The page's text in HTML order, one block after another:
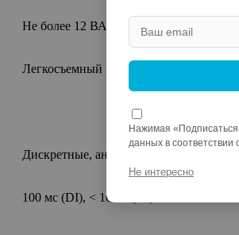
Не более 12 ВА
Легкосъемный предохранитель (5×20)
Дискретные, аналоговый
100 мс (DI), < 10 мс (AI)
Нажимая
данных в соответствии
Не интересно